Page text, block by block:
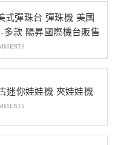
式彈珠台 彈珠機 美國
多款 陽昇國際機台販售
迷你娃娃機 夾娃娃機